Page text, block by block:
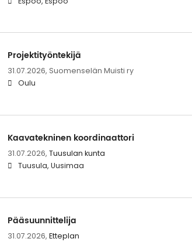
Projektityöntekijä
31.07.2026, Suomenselän Muisti ry
Oulu
Kaavatekninen koordinaattori
31.07.2026, Tuusulan kunta
Tuusula, Uusimaa
Pääsuunnittelija
31.07.2026, Etteplan